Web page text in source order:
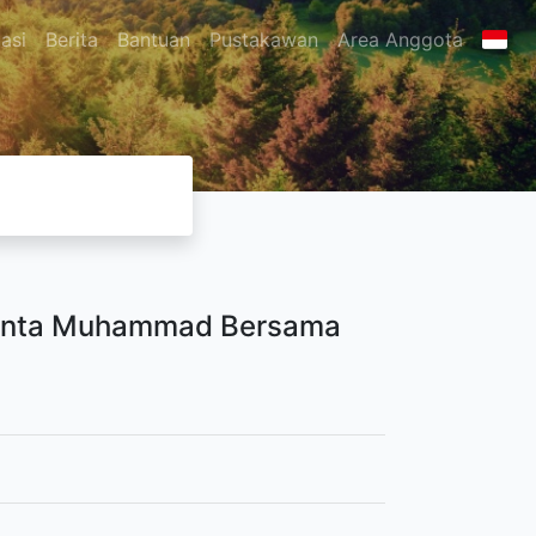
Berita Bantuan Pustakawan Area Anggota
Muhammad Bersama